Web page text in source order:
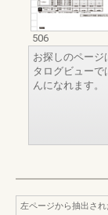
506
お探しのページ
タログビュー
んになれます。
左ページから抽出さ